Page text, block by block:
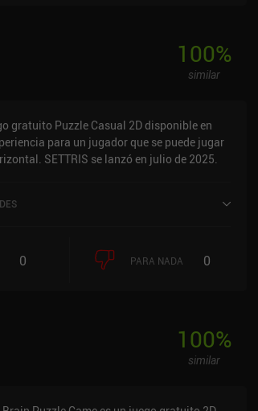
100%
similar
gratuito Puzzle Casual 2D disponible en
para un jugador que se puede jugar
SETTRIS se lanzó en julio de 2025.
0 PARA NADA 0
100%
similar